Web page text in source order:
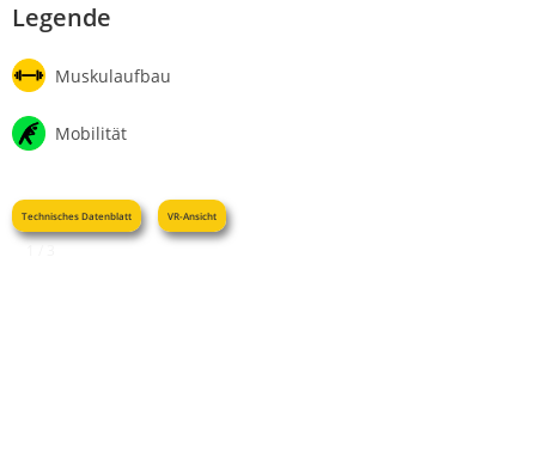
Legende
Muskulaufbau
Mobilität
Technisches Datenblatt VR-Ansicht